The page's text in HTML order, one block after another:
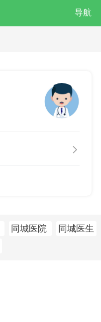
导航
医生
同城医院
同城医生